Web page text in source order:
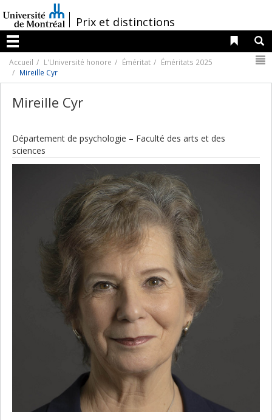
au
contenu
/Prix et distinctions
Menu
Liens
Accueil L'Université honore Éméritat
Éméritats 2025
Mireille Cyr
Mireille Cyr
Département de psychologie – Faculté des arts et des
sciences